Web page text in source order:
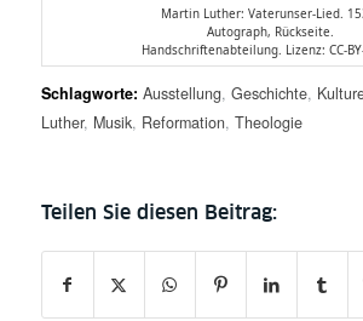
Martin Luther: Vaterunser-Lied.
Autograph, Rückseite.
Handschriftenabteilung. Lizenz: CC-
Schlagworte: Ausstellung, Geschichte,
Luther, Musik, Reformation, Theologie